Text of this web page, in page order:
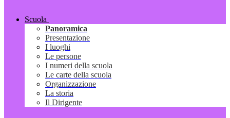
Scuola
Panoramica
Presentazione
I luoghi
Le persone
I numeri della scuola
Le carte della scuola
Organizzazione
La storia
Il Dirigente